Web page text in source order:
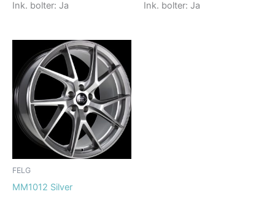
Ink. bolter: Ja
Ink. bolter: Ja
FELG
MM1012 Silver